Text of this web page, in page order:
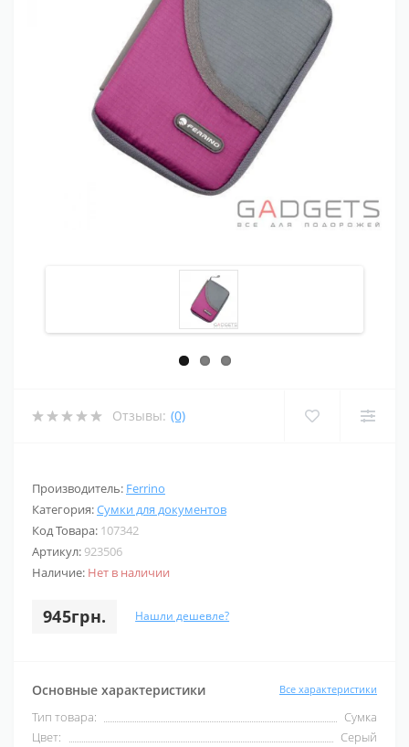
Отзывы: (0)
Производитель: Ferrino
Категория:Сумки для документов
Код Товара: 107342
Артикул: 923506
Наличие: Нет в наличии
945грн. Нашли дешевле?
Основные характеристики Все характеристики
Тип товара:
Сумка
Цвет:
Серый